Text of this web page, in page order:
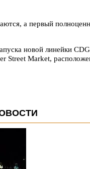
а первый
новой линейки
Street Market,